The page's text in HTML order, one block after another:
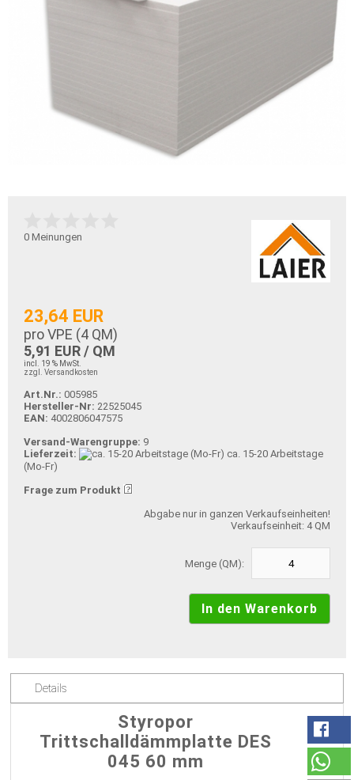
0 Meinungen
23,64 EUR
pro VPE (4 QM)
5,91 EUR / QM
incl. 19 % MwSt.
zzgl. Versandkosten
Art.Nr.: 005985
Hersteller-Nr: 22525045
EAN: 4002806047575
Versand-Warengruppe: 9
Lieferzeit:
ca. 15-20 Arbeitstage
(Mo-Fr)
Frage zum Produkt
Abgabe nur in ganzen Verkaufseinheiten!
Verkaufseinheit: 4 QM
Menge (QM):
Details
Styropor
Trittschalldämmplatte DES
045 60 mm